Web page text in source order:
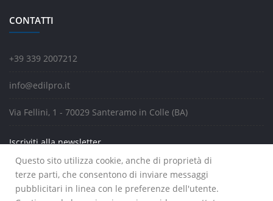
Questo sito utilizza cookie, anche di proprietà di
terze parti, che consentono di inviare messaggi
pubblicitari in linea con le preferenze dell'utente.
CONTATTI
+39 339 2007212
info@edilpro.it
Via Fellini, 1 - 70029 Santeramo in Colle (BA)
Iscriviti alla newsletter